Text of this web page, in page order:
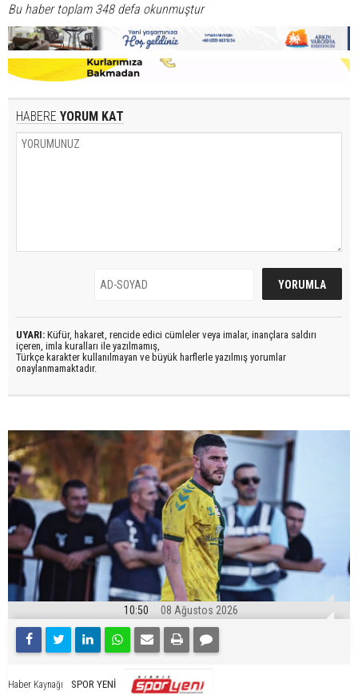
Bu haber toplam 348 defa okunmuştur
HABERE YORUM KAT
UYARI: Küfür, hakaret, rencide edici cümleler veya imalar, inançlara saldırı
içeren, imla kuralları ile yazılmamış,
Türkçe karakter kullanılmayan ve büyük harflerle yazılmış yorumlar
onaylanmamaktadır.
10:50 08 Ağustos 2026
Haber Kaynağı SPOR YENİ